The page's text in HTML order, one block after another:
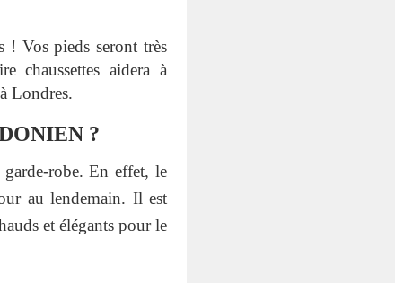
! Vos pieds seront très
chaussettes aidera à
Londres.
?
robe. En effet, le
au lendemain. Il est
et élégants pour le